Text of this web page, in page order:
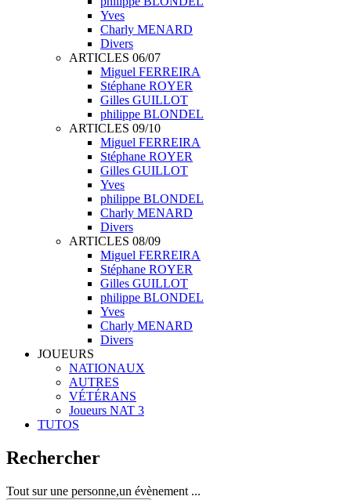
Yves
Charly MENARD
Divers
ARTICLES 06/07
Miguel FERREIRA
Stéphane ROYER
Gilles GUILLOT
philippe BLONDEL
ARTICLES 09/10
Miguel FERREIRA
Stéphane ROYER
Gilles GUILLOT
Yves
philippe BLONDEL
Charly MENARD
Divers
ARTICLES 08/09
Miguel FERREIRA
Stéphane ROYER
Gilles GUILLOT
philippe BLONDEL
Yves
Charly MENARD
Divers
JOUEURS
NATIONAUX
AUTRES
VÉTÉRANS
Joueurs NAT 3
TUTOS
Rechercher
Tout sur une personne,un évènement ...